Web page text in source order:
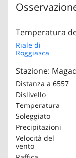
Temperatura
Riale di
Roggiasca
Stazione:
Distanza a 6557
Dislivello
Temperatura
Soleggiato
Precipitazioni
Velocità del
vento